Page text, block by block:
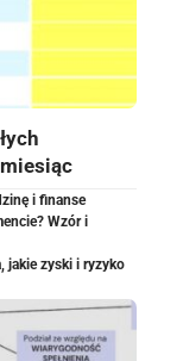
i finanse
Wzór i
jakie zyski i ryzyko